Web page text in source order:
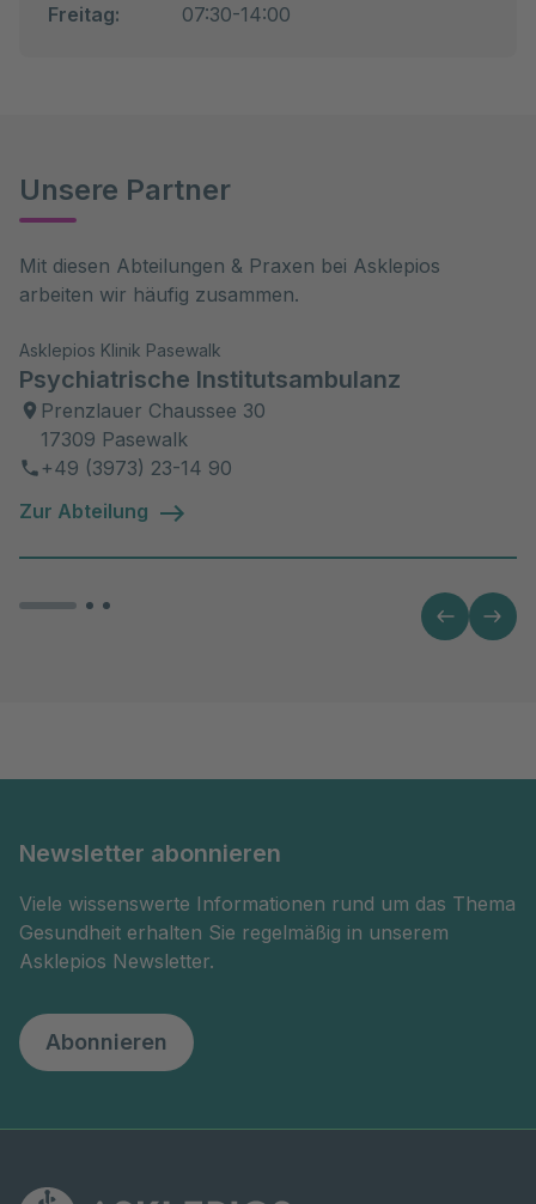
Freitag:
07:30-14:00
Unsere Partner
Mit diesen Abteilungen & Praxen bei Asklepios
arbeiten wir häufig zusammen.
Asklepios Klinik Pasewalk
Psychiatrische Institutsambulanz
Prenzlauer Chaussee 30
17309 Pasewalk
+49 (3973) 23-14 90
Zur Abteilung
Newsletter abonnieren
Viele wissenswerte Informationen rund um das Thema
Gesundheit erhalten Sie regelmäßig in unserem
Asklepios Newsletter.
Abonnieren